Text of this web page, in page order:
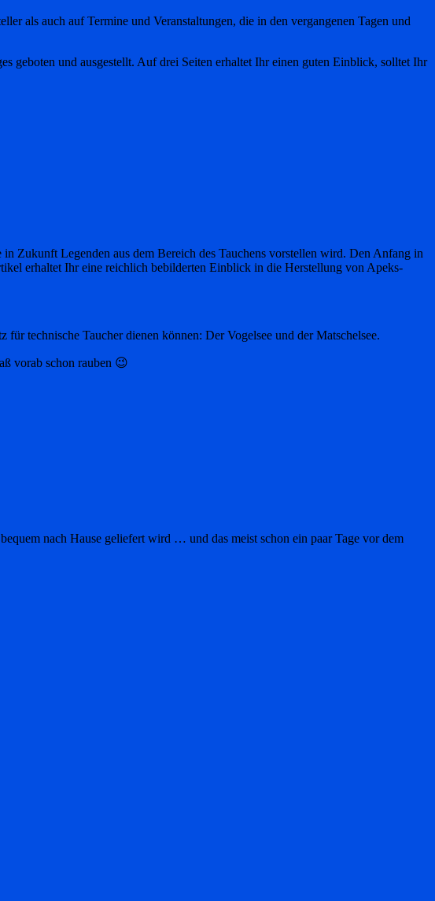
als auch auf Termine und Veranstaltungen, die in den vergangenen Tagen und
geboten und ausgestellt. Auf drei Seiten erhaltet Ihr einen guten Einblick, solltet Ihr
Zukunft Legenden aus dem Bereich des Tauchens vorstellen wird. Den Anfang in
erhaltet Ihr eine reichlich bebilderten Einblick in die Herstellung von Apeks-
technische Taucher dienen können: Der Vogelsee und der Matschelsee.
vorab schon rauben 😉
nach Hause geliefert wird … und das meist schon ein paar Tage vor dem